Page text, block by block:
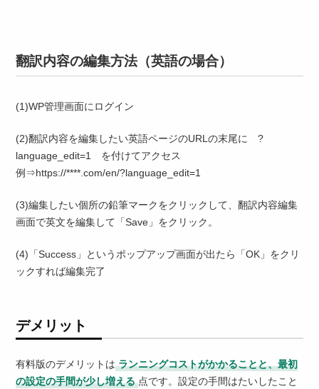
翻訳内容の編集方法（英語の場合）
(1)WP管理画面にログイン
(2)翻訳内容を編集したい英語ページのURLの末尾に ?
language_edit=1 を付けてアクセス
例⇒https://****.com/en/?language_edit=1
(3)編集したい個所の鉛筆マークをクリックして、翻訳内容編集
画面で英文を編集して「Save」をクリック。
(4)「Success」というポップアップ画面が出たら「OK」をクリ
ックすれば編集完了
デメリット
有料版のデメリットは ランニングコストがかかることと、最初
の設定の手間が少し増える 点です。設定の手間はたいしたこと